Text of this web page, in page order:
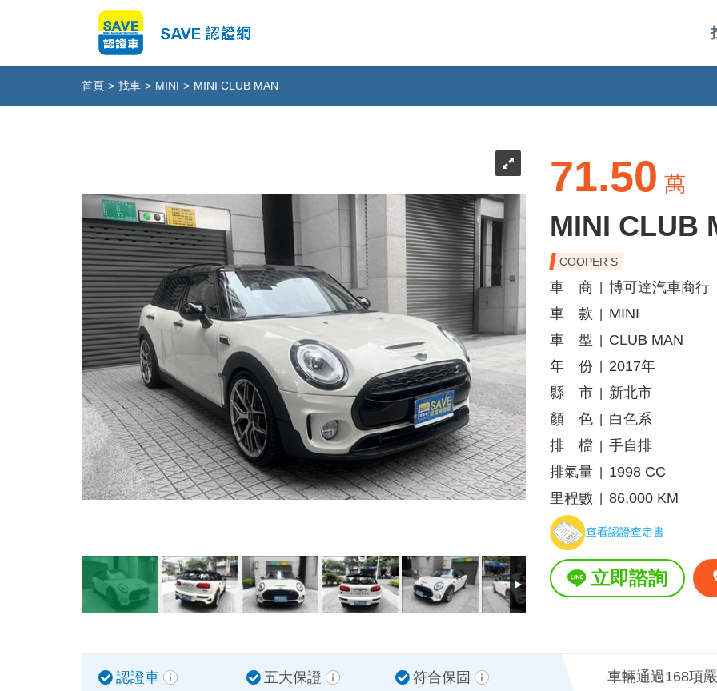
首頁 > 找車 > MINI > MINI CLUB MAN
71.50 萬
MINI CLUB
COOPER S
車 商
博可達汽車商行
車 款
MINI
車 型
CLUB MAN
年 份
2017年
縣 市
新北市
顏 色
白色系
排 檔
手自排
排氣量
1998 CC
里程數
86,000 KM
查看認證查定書
立即諮詢
認證車 五大保證
符合保固
車輛通過168項